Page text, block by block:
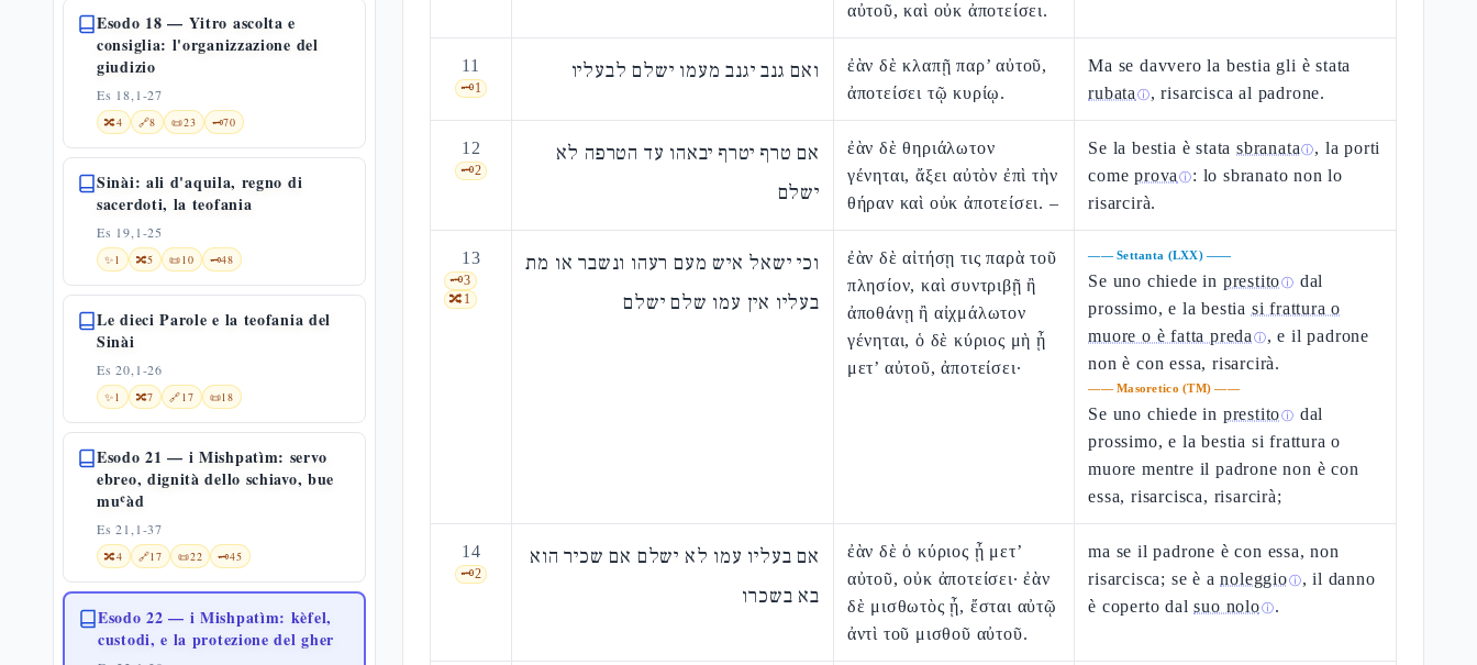
Esodo 18 — Yitro ascolta e
consiglia: l'organizzazione del
giudizio
Es 18,1-27
🔀4 🔗8 📜23 🗝️70
Sinài: ali d'aquila, regno di
sacerdoti, la teofania
Es 19,1-25
✨1 🔀5 📜10 🗝️48
Le dieci Parole e la teofania del
Sinài
Es 20,1-26
✨1 🔀7 🔗17 📜18
Esodo 21 — i Mishpatìm: servo
ebreo, dignità dello schiavo, bue
muʿàd
Es 21,1-37
🔀4 🔗17 📜22 🗝️45
Esodo 22 — i Mishpatìm: kèfel,
custodi, e la protezione del gher
αὐτοῦ, καὶ οὐκ ἀποτείσει.
11
🗝️1
ואם גנב יגנב מעמו ישלם לבעליו
ἐὰν δὲ κλαπῇ παρ’ αὐτοῦ,
ἀποτείσει τῷ κυρίῳ.
Ma se davvero la bestia gli è stata
rubata ⓘ, risarcisca al padrone.
12
🗝️2
אם טרף יטרף יבאהו עד הטרפה לא
ישלם
ἐὰν δὲ θηριάλωτον
γένηται, ἄξει αὐτὸν ἐπὶ τὴν
θήραν καὶ οὐκ ἀποτείσει. –
Se la bestia è statasbranata ⓘ, la porti
comeprova ⓘ: lo sbranato non lo
risarcirà.
13
🗝️3
🔀1
וכי ישאל איש מעם רעהו ונשבר או מת
בעליו אין עמו שלם ישלם
ἐὰν δὲ αἰτήσῃ τις παρὰ τοῦ
πλησίον, καὶ συντριβῇ ἢ
ἀποθάνῃ ἢ αἰχμάλωτον
γένηται, ὁ δὲ κύριος μὴ ᾖ
μετ’ αὐτοῦ, ἀποτείσει·
——Settanta (LXX)——
Se uno chiede in prestitoⓘ dal
prossimo, e la bestia si frattura o
muore o è fatta preda ⓘ, e il padrone
non è con essa, risarcirà.
——Masoretico (TM) ——
Se uno chiede in prestitoⓘ dal
prossimo, e la bestia si frattura o
muore mentre il padrone non è con
essa, risarcisca, risarcirà;
14
🗝️2
אם בעליו עמו לא ישלם אם שכיר הוא
בא בשכרו
ἐὰν δὲ ὁ κύριος ᾖ μετ’
αὐτοῦ, οὐκ ἀποτείσει· ἐὰν
δὲ μισθωτὸς ᾖ, ἔσται αὐτῷ
ἀντὶ τοῦ μισθοῦ αὐτοῦ.
ma se il padrone è con essa, non
risarcisca; se è anoleggioⓘ, il danno
è coperto dalsuo noloⓘ.